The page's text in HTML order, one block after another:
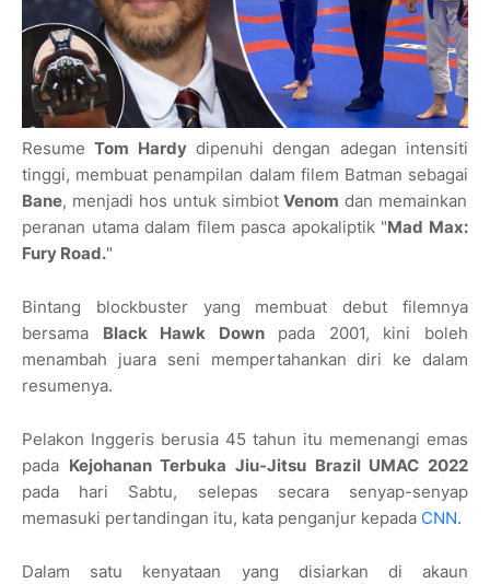
ResumeTom Hardydipenuhi dengan adegan intensiti
tinggi, membuat penampilan dalam filem Batman sebagai
Bane, menjadi hos untuk simbiotVenom dan memainkan
peranan utama dalam filem pasca apokaliptik "Mad Max:
Fury Road."
Bintang blockbuster yang membuat debut filemnya
bersama Black Hawk Down pada 2001, kini boleh
menambah juara seni mempertahankan diri ke dalam
resumenya.
Pelakon Inggeris berusia 45 tahun itu memenangi emas
pada Kejohanan Terbuka Jiu-Jitsu Brazil UMAC 2022
pada hari Sabtu, selepas secara senyap-senyap
memasuki pertandingan itu, kata penganjur kepada CNN.
Dalam satu kenyataan yang disiarkan di akaun